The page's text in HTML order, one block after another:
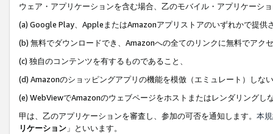
ウェア・アプリケーションを含む場合、乙のモバイル・アプリケーシ
(a) Google Play、AppleまたはAmazonアプリストアのいずれかで提供
(b) 無料でダウンロードでき、Amazonへの全てのリンクに無料でアク
(c) 独自のコンテンツを有するものであること、
(d) Amazonのショッピングアプリの機能を模倣（エミュレート）しな
(e) WebViewでAmazonのウェブページをホストまたはレンダリングし
甲は、乙のアプリケーションを審査し、参加の可否を通知します。 本
リケーション 」といいます。